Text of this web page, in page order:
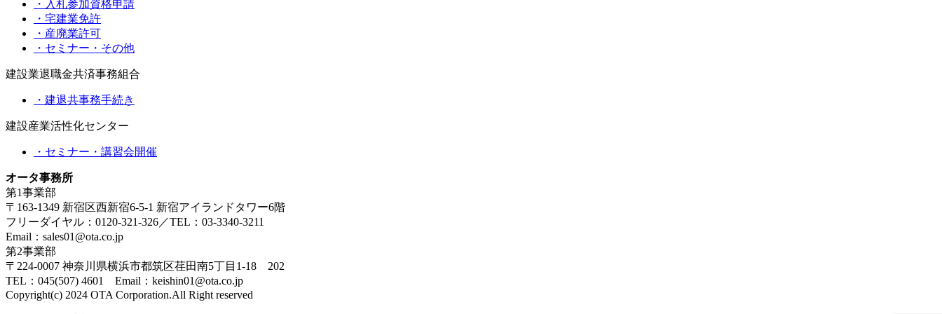
・入札参加資格申請
・宅建業免許
・産廃業許可
・セミナー・その他
建設業退職金共済事務組合
・建退共事務手続き
建設産業活性化センター
・セミナー・講習会開催
オータ事務所
第1事業部
〒163-1349 新宿区西新宿6-5-1 新宿アイランドタワー6階
フリーダイヤル：0120-321-326／TEL：03-3340-3211
Email：sales01@ota.co.jp
第2事業部
〒224-0007 神奈川県横浜市都筑区荏田南5丁目1-18 202
TEL：045(507) 4601 Email：keishin01@ota.co.jp
Copyright(c) 2024 OTA Corporation.All Right reserved